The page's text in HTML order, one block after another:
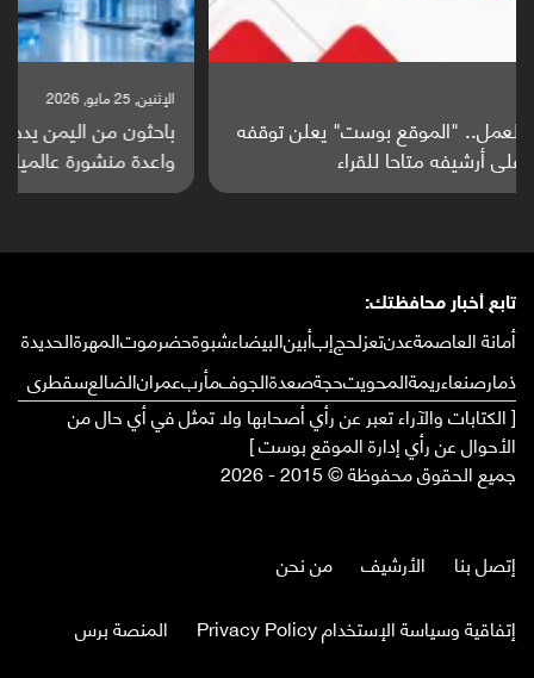
باحثون من اليمن يدخلون سباق أبحاث ألزهايمر بدراسة
واعدة منشورة عالميا (ترجمة)
تابع أخبار محافظتك:
أمانة العاصمةعدنتعزلحجإبأبينالبيضاءشبوةحضرموتالمهرةالحديدة
ذمارصنعاءريمةالمحويتحجةصعدةالجوفمأربعمرانالضالعسقطرى
[ الكتابات والآراء تعبر عن رأي أصحابها ولا تمثل في أي حال من
الأحوال عن رأي إدارة الموقع بوست ]
جميع الحقوق محفوظة © 2015 - 2026
إتصل بنا الأرشيف
من نحن
إتفاقية وسياسة الإستخدام Privacy Policy
المنصة برس